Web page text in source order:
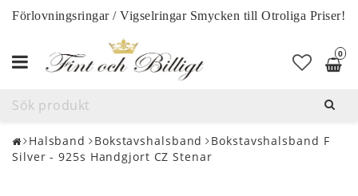
Förlovningsringar / Vigselringar Smycken till Otroliga Priser!
0
Toggle
navigation
Halsband Bokstavshalsband
Bokstavshalsband F
Silver - 925s Handgjort CZ Stenar